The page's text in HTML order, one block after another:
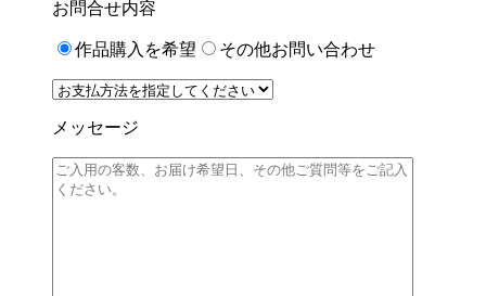
お問合せ内容
作品購入を希望 その他お問い合わせ
メッセージ